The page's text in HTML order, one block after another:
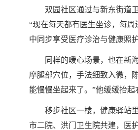
双园社区通过与新东街道
“现在每天都有医生坐诊，每
中同步享受医疗诊治与健康照
同样的暖心场景，也在新
摩腿部穴位，手法细致入微，
能慢慢坐起来了。”他缓缓抬
移步社区一楼，健康驿站
市二院、洪门卫生院共建，医